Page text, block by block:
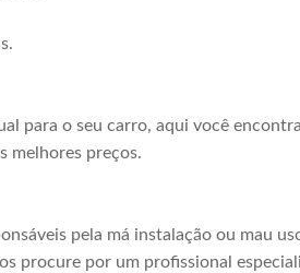
para o seu carro, aqui você
melhores preços.
pela má instalação ou mau
procure por um profissional